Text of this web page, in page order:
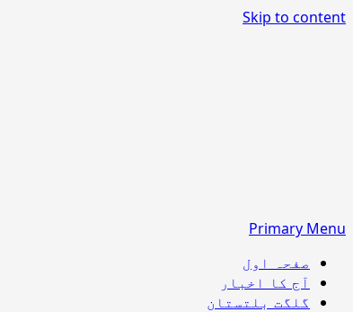
Skip to content
Primary Menu
صفحہ اول
آج کا اخبار
گلگت بلتستان